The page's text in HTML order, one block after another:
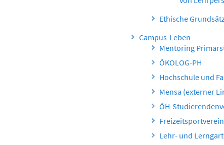
Ethische
Campus-Leben
Mentoring
ÖKOLOG-PH
Hochschule und
Mensa (externer
ÖH-
Lehr- und